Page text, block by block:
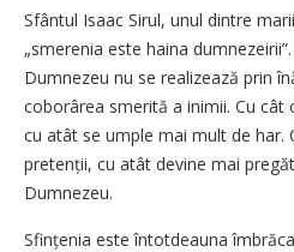
Sfântul Isaac Sirul, unul dintre
„smerenia este haina
Dumnezeu nu se realizează prin
coborârea smerită a inimii. Cu cât
cu atât se umple mai mult de har.
pretenții, cu atât devine mai
Dumnezeu.
Sfințenia este întotdeauna